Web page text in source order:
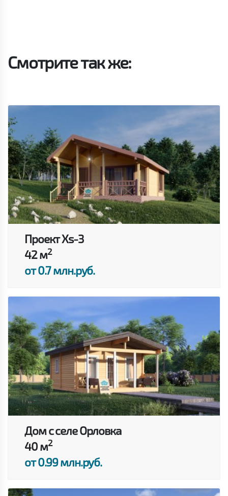
Смотрите так же:
Проект Xs-3
42 м2
от 0.7 млн.руб.
Дом с селе Орловка
40 м2
от 0.99 млн.руб.